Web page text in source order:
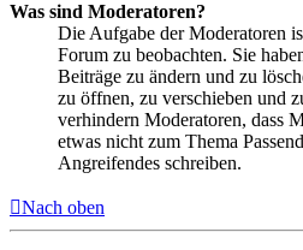
Was sind Moderatoren?
Die Aufgabe der Moderatoren
Forum zu beobachten. Sie
Beiträge zu ändern und zu
zu öffnen, zu verschieben und
verhindern Moderatoren, dass
etwas nicht zum Thema
Angreifendes schreiben.
Nach oben